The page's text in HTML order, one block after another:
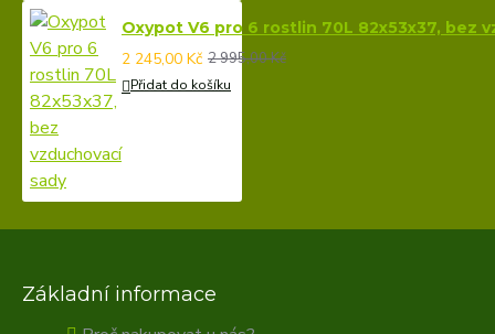
Oxypot V6 pro 6 rostlin 70L 82x53x37, bez
2 245,00 Kč 2 995,00 Kč
Přidat do košíku
Základní informace